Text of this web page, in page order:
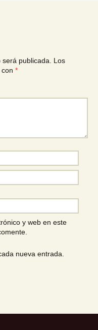
publicada.
Los
*
y web en este
nueva entrada.